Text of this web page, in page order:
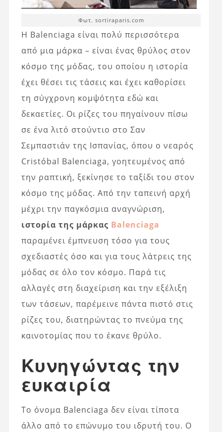
Φωτ. sortiraparis.com
Η Balenciaga είναι πολύ περισσότερα
από μια μάρκα – είναι ένας θρύλος στον
κόσμο της μόδας, του οποίου η ιστορία
έχει θέσει τις τάσεις και έχει καθορίσει
τη σύγχρονη κομψότητα εδώ και
δεκαετίες. Οι ρίζες του πηγαίνουν πίσω
σε ένα λιτό στούντιο στο Σαν
Σεμπαστιάν της Ισπανίας, όπου ο νεαρός
Cristóbal Balenciaga, γοητευμένος από
την ραπτική, ξεκίνησε το ταξίδι του στον
κόσμο της μόδας. Από την ταπεινή αρχή
μέχρι την παγκόσμια αναγνώριση,
ιστορία της μάρκας Balenciaga
παραμένει έμπνευση τόσο για τους
σχεδιαστές όσο και για τους λάτρεις της
μόδας σε όλο τον κόσμο. Παρά τις
αλλαγές στη διαχείριση και την εξέλιξη
των τάσεων, παρέμεινε πάντα πιστό στις
ρίζες του, διατηρώντας το πνεύμα της
καινοτομίας που το έκανε θρύλο.
Κυνηγώντας την
ευκαιρία
Το όνομα Balenciaga δεν είναι τίποτα
άλλο από το επώνυμο του ιδρυτή του. Ο